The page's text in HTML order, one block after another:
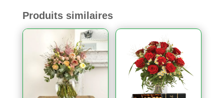
Produits similaires